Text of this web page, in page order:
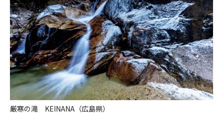
厳寒の滝 KEINANA（広島県）